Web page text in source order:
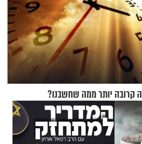
קרובה יותר ממה שחשבנו?